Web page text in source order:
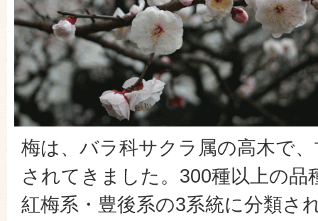
梅は、バラ科サクラ属の高木で
されてきました。300種以上の品
紅梅系・豊後系の3系統に分類さ